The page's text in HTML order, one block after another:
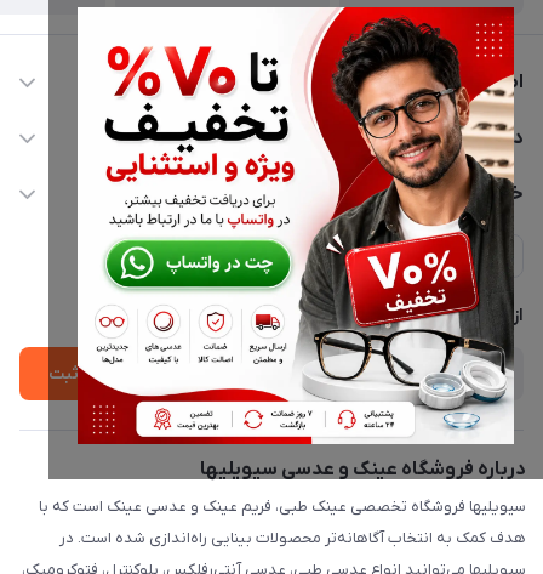
اطلاعات تماس
02177116909
info@civiliha.com
ارسال فوری در تهران + ارسال به سراسر کشور
دسترسی سریع
حساب کاربری
مجله فروشگاه
لیست محصولات
درباره ما
خدمات مشتریان
حریم خصوصی
پشتیبانی واتساپ 09397003162
از جدید‌ترین تخفیف‌ها با‌ خبر شوید
ثبت
درباره فروشگاه عینک و عدسی سیویلیها
سیویلیها فروشگاه تخصصی عینک طبی، فریم عینک و عدسی عینک است که با
هدف کمک به انتخاب آگاهانه‌تر محصولات بینایی راه‌اندازی شده است. در
سیویلیها می‌توانید انواع عدسی طبی، عدسی آنتی‌رفلکس، بلوکنترل، فتوکرومیک،